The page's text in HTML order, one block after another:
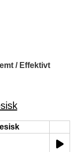
/ Effektivt